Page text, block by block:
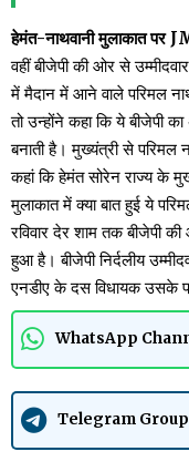
हेमंत-नाथवानी मुलाकात पर
वहीं बीजेपी की ओर से
में मैदान में आने वाले परिमल
तो उन्होंने कहा कि ये बीजेपी का
बनाती है। मुख्यंत्री से परिमल
कहां कि हेमंत सोरेन राज्य के
मुलाकात में क्या बात हुई ये
रविवार देर शाम तक बीजेपी
हुआ है। बीजेपी निर्दलीय
एनडीए के दस विधायक उसके
WhatsApp
Telegram Group